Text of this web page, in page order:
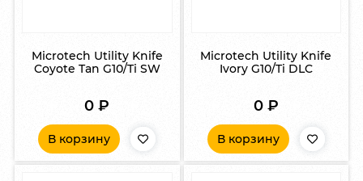
Microtech Utility Knife
Coyote Tan G10/Ti SW
0₽
В корзину
Microtech Utility Knife
Ivory G10/Ti DLC
0 ₽
В корзину